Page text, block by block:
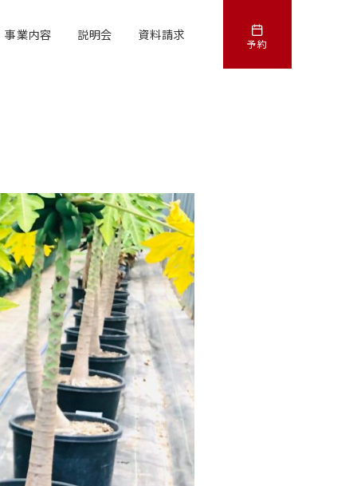
事業内容 説明会 資料請求
予約